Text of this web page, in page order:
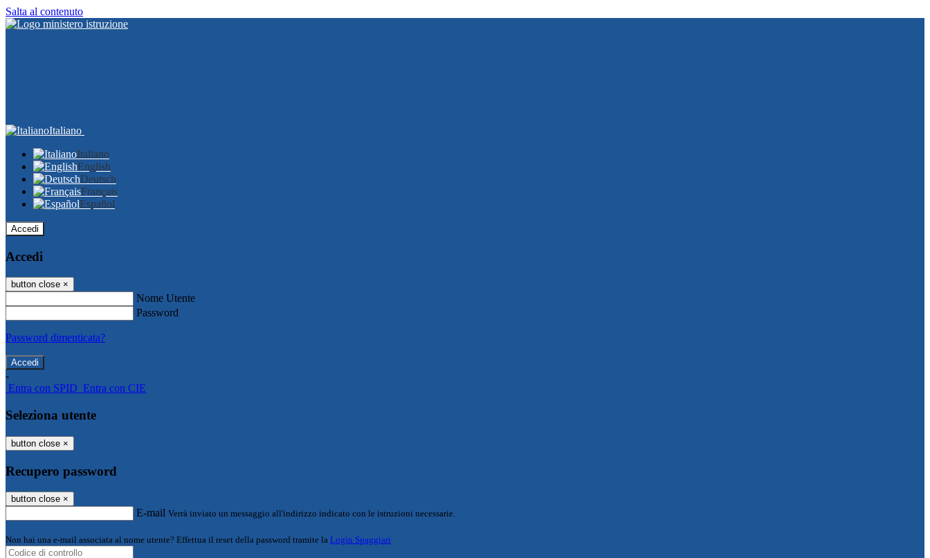
Salta al contenuto
Italiano
Italiano
English
Deutsch
Français
Español
Accedi
Accedi
button close ×
Nome Utente
Password
Password dimenticata?
-
Entra con SPID Entra con CIE
Seleziona utente
button close ×
Recupero password
button close ×
E-mail Verrà inviato un messaggio all'indirizzo indicato con le istruzioni necessarie.
Non hai una e-mail associata al nome utente? Effettua il reset della password tramite la Login Spaggiari